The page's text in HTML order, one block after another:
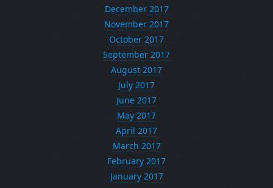
December 2017
November 2017
October 2017
September 2017
August 2017
July 2017
June 2017
May 2017
April 2017
March 2017
February 2017
January 2017